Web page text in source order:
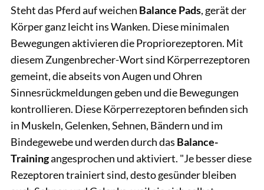
Steht das Pferd auf weichen Balance Pads, gerät der
Körper ganz leicht ins Wanken. Diese minimalen
Bewegungen aktivieren die Propriorezeptoren. Mit
diesem Zungenbrecher-Wort sind Körperrezeptoren
gemeint, die abseits von Augen und Ohren
Sinnesrückmeldungen geben und die Bewegungen
kontrollieren. Diese Körperrezeptoren befinden sich
in Muskeln, Gelenken, Sehnen, Bändern und im
Bindegewebe und werden durch das Balance-
Trainingangesprochen und aktiviert. "Je besser diese
Rezeptoren trainiert sind, desto gesünder bleiben